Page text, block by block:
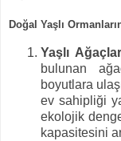
Doğal Yaşlı
Yaşlı
bulunan
boyutlara
ev sahipliği
ekolojik
kapasitesini